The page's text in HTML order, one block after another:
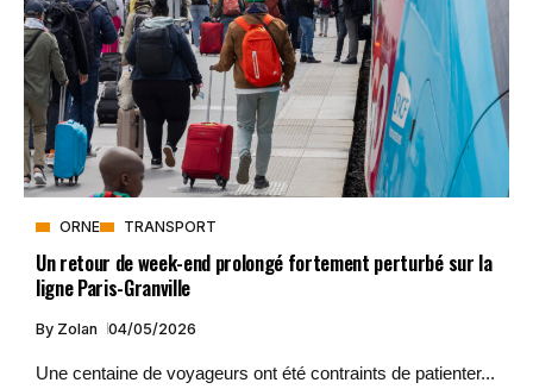
ORNE TRANSPORT
Un retour de week-end prolongé fortement perturbé sur la
ligne Paris-Granville
By Zolan 04/05/2026
Une centaine de voyageurs ont été contraints de patienter...